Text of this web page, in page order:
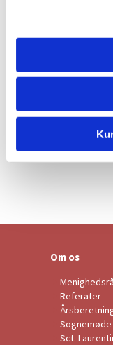
Om os
Referater
Sognemøde
Sct.